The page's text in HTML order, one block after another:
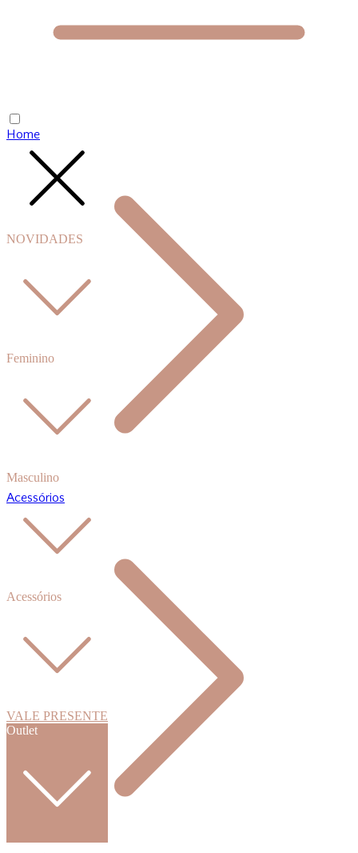
NOVIDADES
Feminino
Masculino
Acessórios
VALE PRESENTE
Outlet
Home
Acessórios